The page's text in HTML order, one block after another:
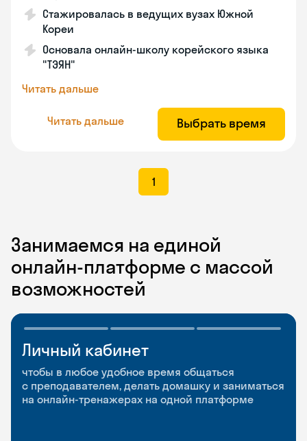
Стажировалась в ведущих вузах Южной
Кореи
Основала онлайн-школу корейского языка
"ТЭЯН"
Читать дальше
Читать дальше Выбрать время
1
Занимаемся на единой
онлайн-платформе с массой
возможностей
Личный кабинет
чтобы в любое удобное время общаться
с преподавателем, делать домашку и заниматься
на онлайн-тренажерах на одной платформе
Мобильное
приложение
чтобы заниматься и изучать новые слова где
и когда удобно
Разговорные клубы
и Talks
Групповые занятия для разговорной практики
и индивидуальные встречи с преподавателями